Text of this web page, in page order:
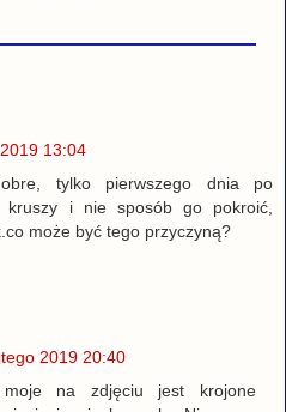
13:04
tylko pierwszego dnia po
kruszy i nie sposób go pokroić,
może być tego przyczyną?
2019 20:40
na zdjęciu jest krojone